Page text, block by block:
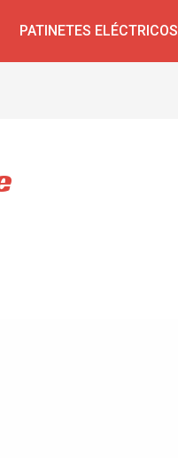
PATINETES ELÉCTRICOS